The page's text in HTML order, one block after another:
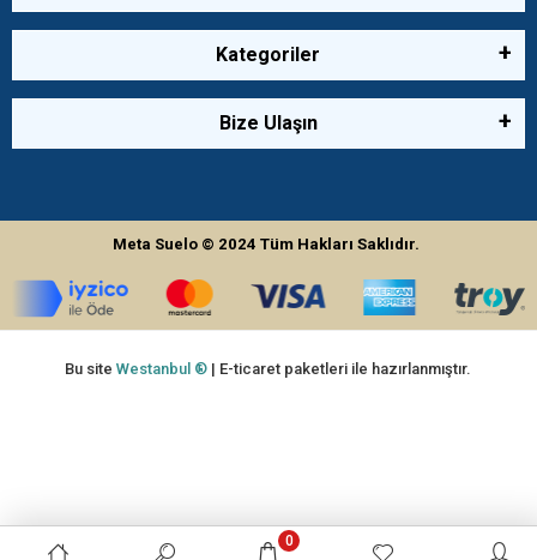
Kategoriler
Bize Ulaşın
Meta Suelo © 2024Tüm Hakları Saklıdır.
0
Bu siteWestanbul ® | E-ticaret paketleri ile hazırlanmıştır.